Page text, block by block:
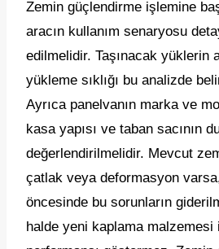
Zemin güçlendirme işlemine
aracın kullanım senaryosu
edilmelidir. Taşınacak yüklerin
yükleme sıklığı bu analizde
Ayrıca panelvanın marka ve
kasa yapısı ve taban sacının
değerlendirilmelidir. Mevcut
çatlak veya deformasyon
öncesinde bu sorunların
halde yeni kaplama malzemesi